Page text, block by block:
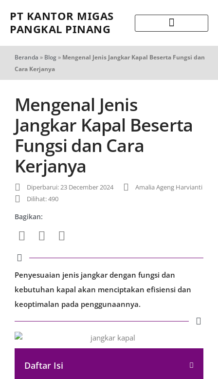
PT KANTOR MIGAS
PANGKAL PINANG
Beranda » Blog» Mengenal Jenis Jangkar Kapal Beserta Fungsi dan
Cara Kerjanya
Mengenal Jenis
Jangkar Kapal Beserta
Fungsi dan Cara
Kerjanya
Diperbarui: 23 December 2024
Amalia Ageng Harvianti
Dilihat: 490
Bagikan:
Penyesuaian jenis jangkar dengan fungsi dan
kebutuhan kapal akan menciptakan efisiensi dan
keoptimalan pada penggunaannya.
Daftar Isi